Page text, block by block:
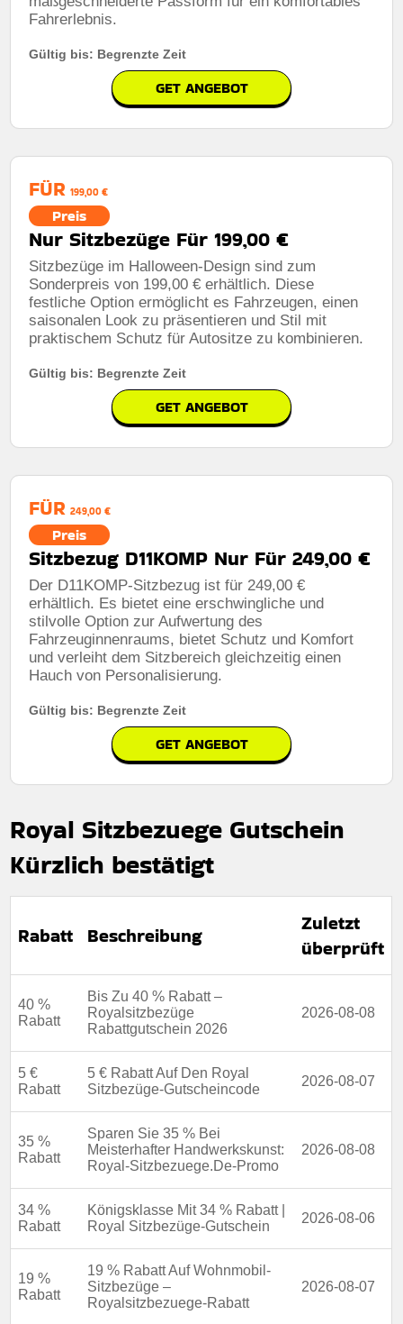
Fahrerlebnis.
Gültig bis: Begrenzte Zeit
GET ANGEBOT
FÜR 199,00 €
Preis
Nur Sitzbezüge Für 199,00 €
Sitzbezüge im Halloween-Design sind zum
Sonderpreis von 199,00 € erhältlich. Diese
festliche Option ermöglicht es Fahrzeugen, einen
saisonalen Look zu präsentieren und Stil mit
praktischem Schutz für Autositze zu kombinieren.
Gültig bis: Begrenzte Zeit
GET ANGEBOT
FÜR 249,00 €
Preis
Sitzbezug D11KOMP Nur Für 249,00 €
Der D11KOMP-Sitzbezug ist für 249,00 €
erhältlich. Es bietet eine erschwingliche und
stilvolle Option zur Aufwertung des
Fahrzeuginnenraums, bietet Schutz und Komfort
und verleiht dem Sitzbereich gleichzeitig einen
Hauch von Personalisierung.
Gültig bis: Begrenzte Zeit
GET ANGEBOT
Royal Sitzbezuege Gutschein
Kürzlich bestätigt
Rabatt Beschreibung
Zuletzt
überprüft
40 %
Rabatt
Bis Zu 40 % Rabatt –
Royalsitzbezüge
Rabattgutschein 2026
2026-08-08
5 €
Rabatt
5 € Rabatt Auf Den Royal
Sitzbezüge-Gutscheincode
2026-08-07
35 %
Rabatt
Sparen Sie 35 % Bei
Meisterhafter Handwerkskunst:
Royal-Sitzbezuege.De-Promo
2026-08-08
34 %
Rabatt
Königsklasse Mit 34 % Rabatt |
Royal Sitzbezüge-Gutschein
2026-08-06
19 %
Rabatt
19 % Rabatt Auf Wohnmobil-
Sitzbezüge –
Royalsitzbezuege-Rabatt
2026-08-07